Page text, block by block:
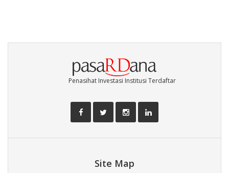
Penasihat Investasi Institusi Terdaftar
Site Map